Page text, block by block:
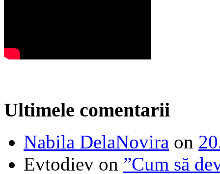
Ultimele comentarii
Nabila DelaNovira on
Evtodiev on ”Cum să